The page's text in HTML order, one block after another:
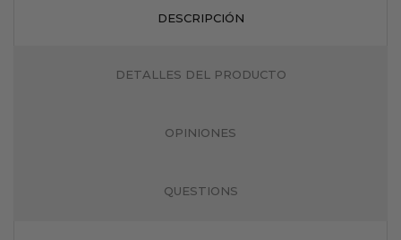
DESCRIPCIÓN
DETALLES DEL PRODUCTO
OPINIONES
QUESTIONS